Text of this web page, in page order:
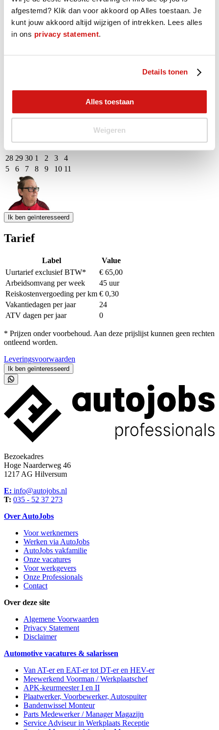
afgestemd? Klik dan voor akkoord op Alles toestaan. Je
kunt jouw akkoord altijd wijzigen of intrekken. Lees alles
in ons privacy statement.
Details tonen
Alles toestaan
Weigeren
augustus - september 2026
M D W D V Z Z
27 28 29 30 31 1
2
31 1 2 3 4 5
6
31 1 2 3 4 5
6
28 29 30 1 2 3
4
5
6 7 8 9 10 11
Event Date, augustus - september 2026
Ik ben geïnteresseerd
Tarief
Label
Value
Uurtarief exclusief BTW*
€ 65,00
Arbeidsomvang per week
45 uur
Reiskostenvergoeding per km € 0,30
Vakantiedagen per jaar
24
ATV dagen per jaar
0
* Prijzen onder voorbehoud. Aan deze prijslijst kunnen geen rechten
ontleend worden.
Leveringsvoorwaarden
Ik ben geïnteresseerd
Bezoekadres
Hoge Naarderweg 46
1217 AG Hilversum
E: info@autojobs.nl
T: 035 - 52 37 273
Over AutoJobs
Voor werknemers
Werken via AutoJobs
AutoJobs vakfamilie
Onze vacatures
Voor werkgevers
Onze Professionals
Contact
Over deze site
Algemene Voorwaarden
Privacy Statement
Disclaimer
Automotive vacatures & salarissen
Van AT-er en EAT-er tot DT-er en HEV-er
Meewerkend Voorman / Werkplaatschef
APK-keurmeester I en II
Plaatwerker, Voorbewerker, Autospuiter
Bandenwissel Monteur
Parts Medewerker / Manager Magazijn
Service Adviseurin Werkplaats Receptie